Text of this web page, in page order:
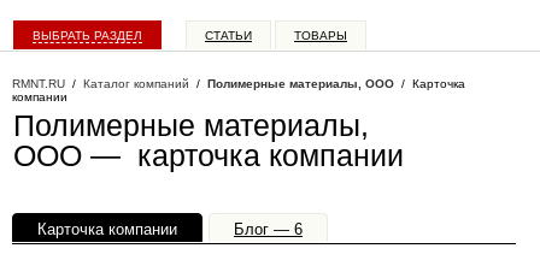
ВЫБРАТЬ РАЗДЕЛ СТАТЬИ ТОВАРЫ
RMNT.RU / Каталог компаний / Полимерные материалы, ООО / Карточка
компании
Полимерные материалы,
ООО — карточка компании
Карточка компании
Блог — 6